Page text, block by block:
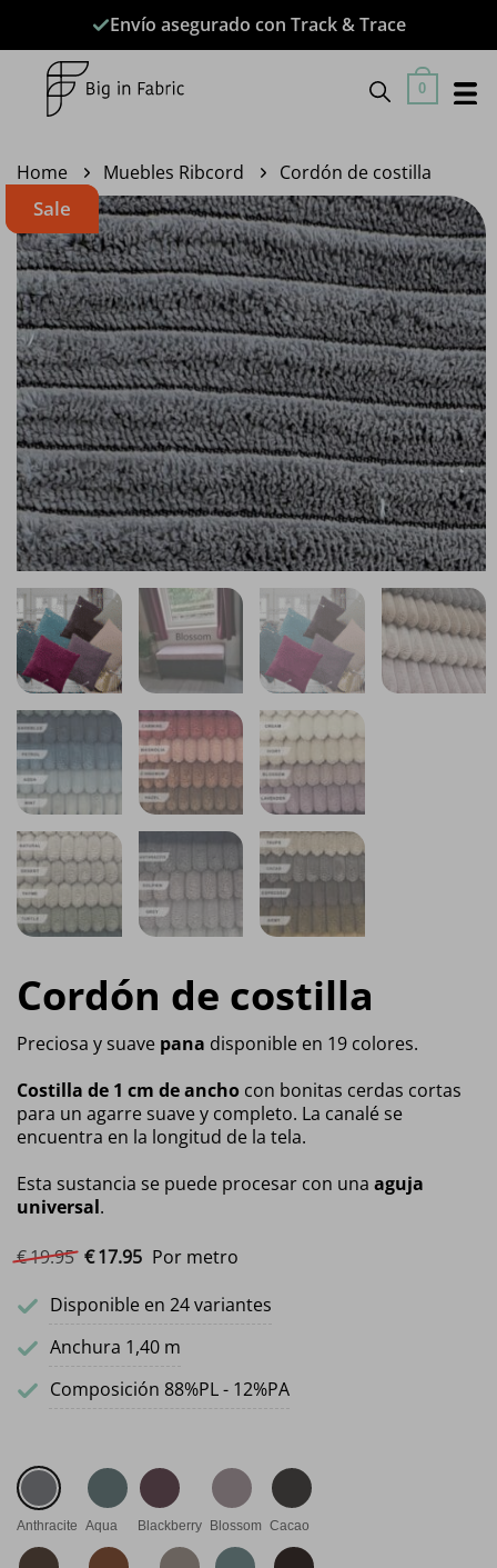
contenido
Envío asegurado con Track & Trace
0
Home Muebles Ribcord Cordón de costilla
Sale
Cordón de costilla
Preciosa y suave pana disponible en 19 colores.
Costilla de 1 cm de ancho con bonitas cerdas cortas
para un agarre suave y completo. La canalé se
encuentra en la longitud de la tela.
Esta sustancia se puede procesar con una aguja
universal.
€19.95 El precio original era: €19.95.
€17.95El precio actual es: €17.95.
Por metro
Disponible en 24 variantes
Anchura 1,40 m
Composición 88%PL - 12%PA
Anthracite Aqua Blackberry Blossom Cacao